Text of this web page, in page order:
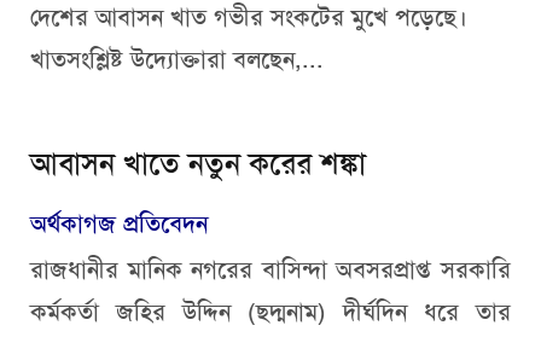
দেশের আবাসন খাত গভীর সংকটের মুখে পড়েছে।
খাতসংশ্লিষ্ট উদ্যোক্তারা বলছেন,...
আবাসন খাতে নতুন করের শঙ্কা
অর্থকাগজ প্রতিবেদন
রাজধানীর মানিক নগরের বাসিন্দা অবসরপ্রাপ্ত সরকারি
কর্মকর্তা জহির উদ্দিন (ছদ্মনাম) দীর্ঘদিন ধরে তার